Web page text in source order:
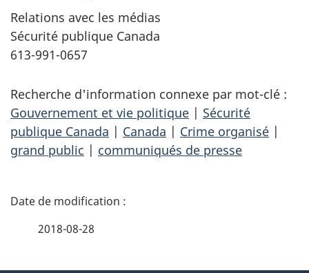
Relations avec les médias
Sécurité publique Canada
613-991-0657
Recherche d'information connexe par mot-clé :
Gouvernement et vie politique | Sécurité
publique Canada | Canada | Crime organisé |
grand public | communiqués de presse
D
2018-08-28